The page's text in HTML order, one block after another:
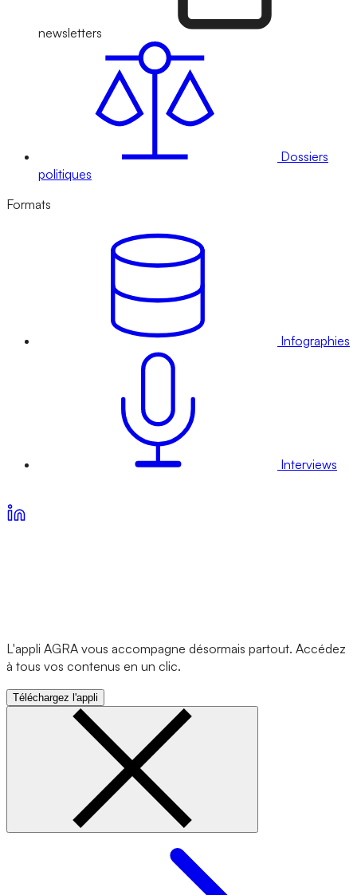
newsletters
Dossiers
politiques
Formats
Infographies
Interviews
L'appli AGRA vous accompagne désormais partout. Accédez
à tous vos contenus en un clic.
Téléchargez l'appli